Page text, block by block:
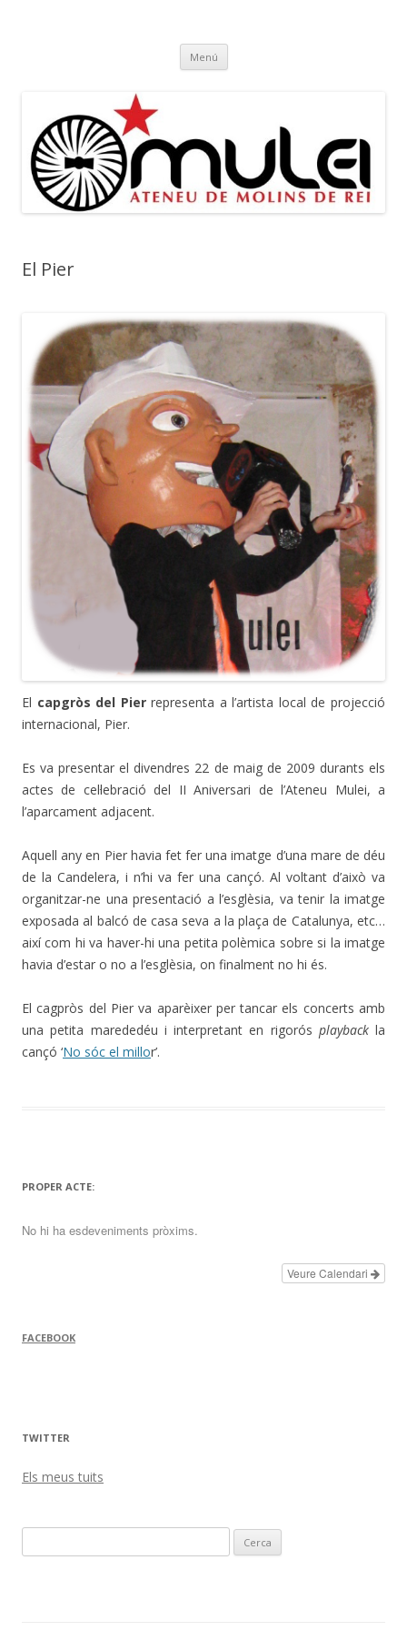
Menú Vés
contingut
El Pier
El capgròs del Pierrepresenta a l’artista local de projecció
internacional, Pier.
Es va presentar el divendres 22 de maig de 2009 durants els
actes de cel·lebració del II Aniversari de l’Ateneu Mulei, a
l’aparcament adjacent.
Aquell any en Pier havia fet fer una imatge d’una mare de déu
de la Candelera, i n’hi va fer una cançó. Al voltant d’això va
organitzar-ne una presentació a l’esglèsia, va tenir la imatge
exposada al balcó de casa seva a la plaça de Catalunya, etc…
així com hi va haver-hi una petita polèmica sobre si la imatge
havia d’estar o no a l’esglèsia, on finalment no hi és.
El cagpròs del Pier va aparèixer per tancar els concerts amb
una petita marededéu i interpretant en rigorós playback la
cançó ‘No sóc el millor’.
PROPER ACTE:
No hi ha esdeveniments pròxims.
Veure Calendari
FACEBOOK
TWITTER
Els meus tuits